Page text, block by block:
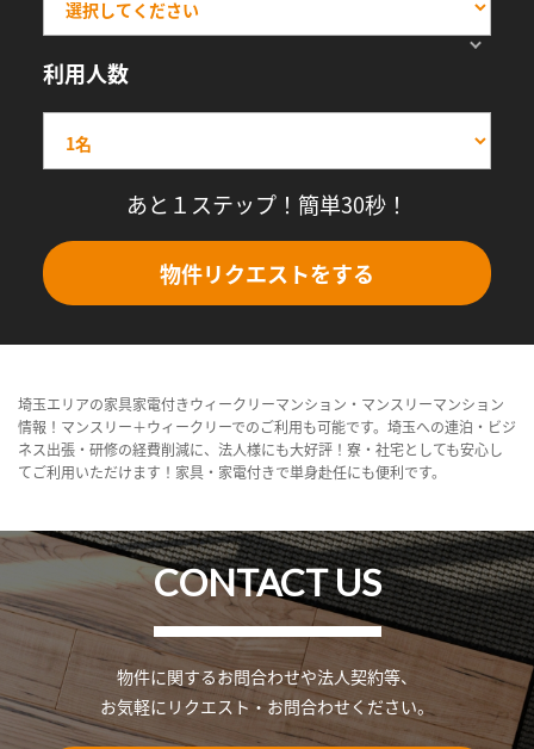
利用人数
あと１ステップ！簡単30秒！
物件リクエストをする
埼玉エリアの家具家電付きウィークリーマンション・マンスリーマンション
情報！マンスリー＋ウィークリーでのご利用も可能です。埼玉への連泊・ビジ
ネス出張・研修の経費削減に、法人様にも大好評！寮・社宅としても安心し
てご利用いただけます！家具・家電付きで単身赴任にも便利です。
CONTACT US
物件に関するお問合わせや法人契約等、
お気軽にリクエスト・お問合わせください。